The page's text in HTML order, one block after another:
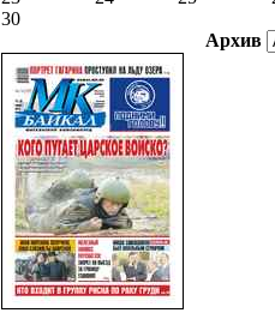
30
Архив